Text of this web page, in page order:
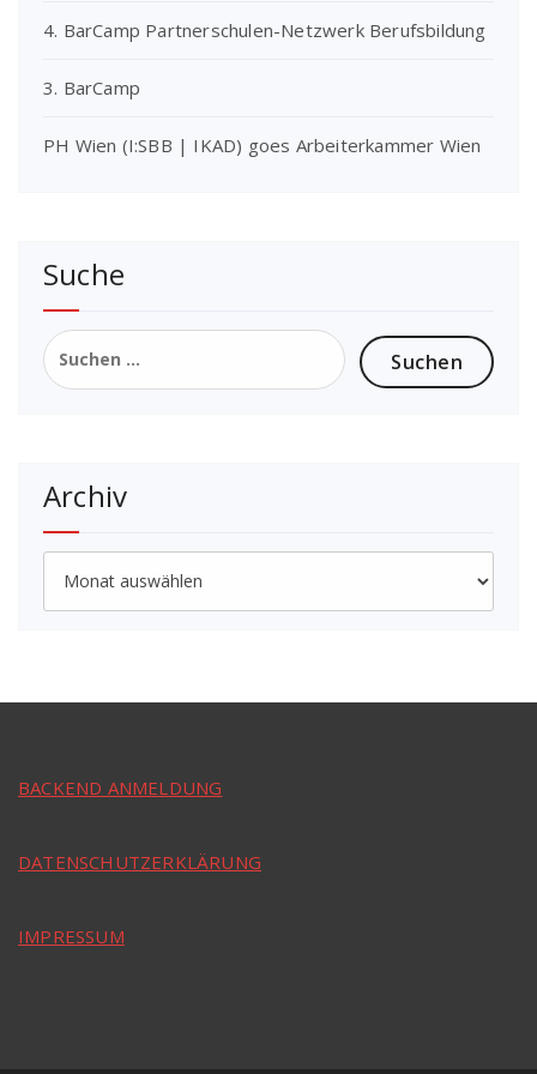
4. BarCamp Partnerschulen-Netzwerk Berufsbildung
3. BarCamp
PH Wien (I:SBB | IKAD) goes Arbeiterkammer Wien
Suche
Suchen
nach:
Archiv
Archiv
BACKEND ANMELDUNG
DATENSCHUTZERKLÄRUNG
IMPRESSUM